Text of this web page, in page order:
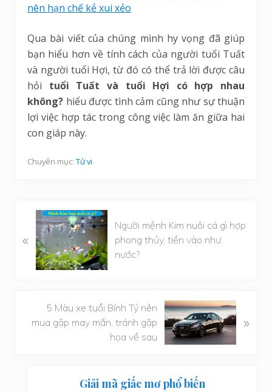
nên hạn chế kẻ xui xẻo
Qua bài viết của chúng mình hy vọng đã giúp
bạn hiểu hơn về tính cách của người tuổi Tuất
và người tuổi Hợi, từ đó có thể trả lời được câu
hỏi tuổi Tuất và tuổi Hợi có hợp nhau
không? hiểu được tình cảm cũng như sự thuận
lợi việc hợp tác trong công việc làm ăn giữa hai
con giáp này.
Chuyên mục: Tử vi
i
«
Người mệnh Kim nuôi cá gì hợp
phong thủy, tiền vào như
nước?
5 Màu xe tuổi Bính Tý nên
mua gặp may mắn, tránh gặp
họa về sau
»
SidebarGiải mã giấc mơ phổ biến